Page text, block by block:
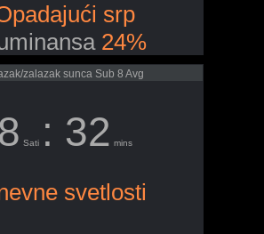
srp
24%
zalazak sunca Sub 8 Avg
8 Sati : 32 mins
svetlosti